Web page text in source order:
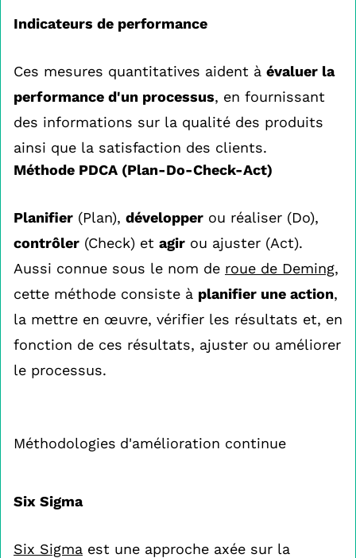
Indicateurs de performance
Ces mesures quantitatives aident à évaluer la
performance d'un processus, en fournissant
des informations sur la qualité des produits
ainsi que la satisfaction des clients.
Méthode PDCA (Plan-Do-Check-Act)
Planifier (Plan), développer ou réaliser (Do),
contrôler (Check) et agir ou ajuster (Act).
Aussi connue sous le nom de roue de Deming,
cette méthode consiste à planifier une action,
la mettre en œuvre, vérifier les résultats et, en
fonction de ces résultats, ajuster ou améliorer
le processus.
Méthodologies d'amélioration continue
Six Sigma
Six Sigma est une approche axée sur la